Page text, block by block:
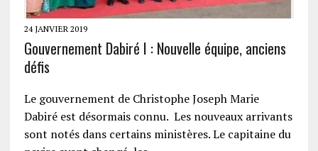
24 JANVIER 2019
Gouvernement Dabiré I : Nouvelle équipe, anciens
défis
Le gouvernement de Christophe Joseph Marie
Dabiré est désormais connu. Les nouveaux arrivants
sont notés dans certains ministères. Le capitaine du